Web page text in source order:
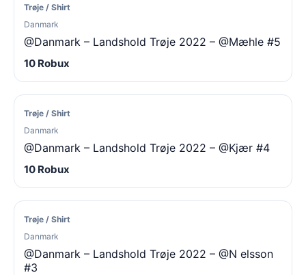
Trøje / Shirt
Danmark
@Danmark – Landshold Trøje 2022 – @Mæhle #5
10 Robux
Trøje / Shirt
Danmark
@Danmark – Landshold Trøje 2022 – @Kjær #4
10 Robux
Trøje / Shirt
Danmark
@Danmark – Landshold Trøje 2022 – @N elsson
#3